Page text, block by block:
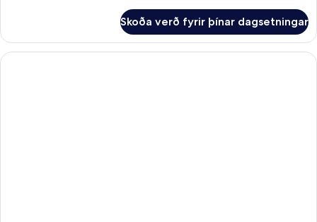
Skoða verð fyrir þínar dagsetningar